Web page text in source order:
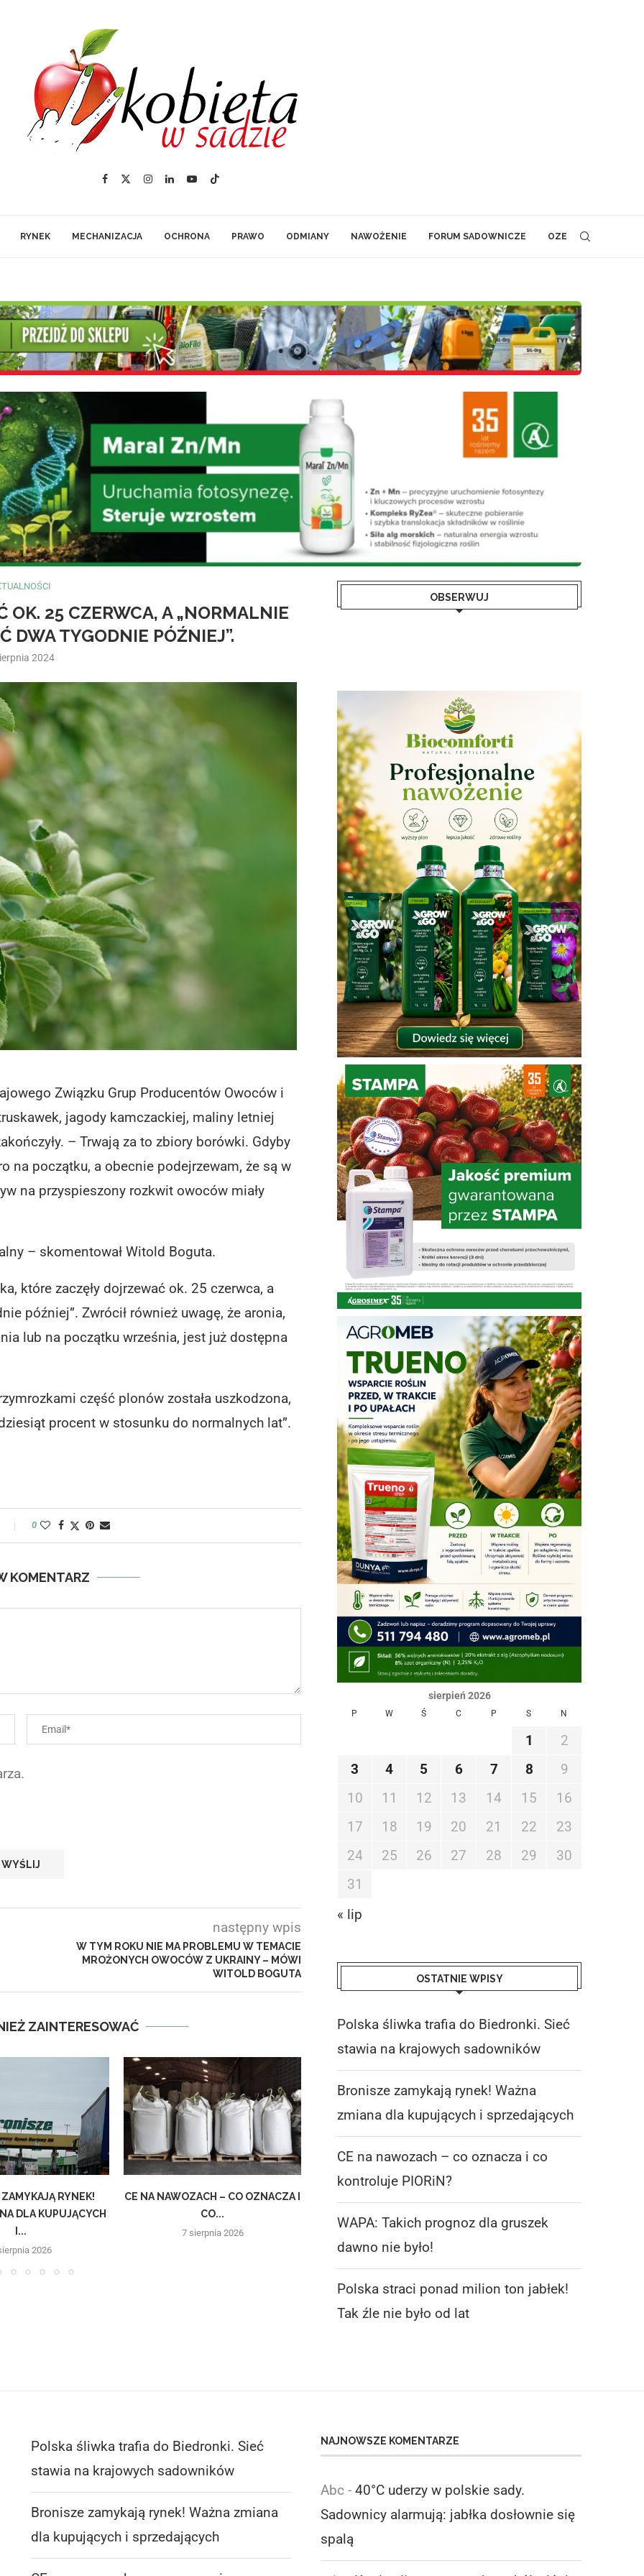
RYNEK MECHANIZACJA OCHRONA PRAWO ODMIANY NAWOŻENIE FORUM SADOWNICZE OZE
OK. 25 CZERWCA, A „NORMALNIE
DWA TYGODNIE PÓŹNIEJ”.
2024
Związku Grup Producentów Owoców i
jagody kamczackiej, maliny letniej
– Trwają za to zbiory borówki. Gdyby
na początku, a obecnie podejrzewam, że są w
na przyspieszony rozkwit owoców miały
– skomentował Witold Boguta.
które zaczęły dojrzewać ok. 25 czerwca, a
później”. Zwrócił również uwagę, że aronia,
lub na początku września, jest już dostępna
część plonów została uszkodzona,
procent w stosunku do normalnych lat”.
0
KOMENTARZ
następny wpis
W TYM ROKU NIE MA PROBLEMU W TEMACIE
MROŻONYCH OWOCÓW Z UKRAINY – MÓWI
WITOLD BOGUTA
ZAINTERESOWAĆ
RYNEK!
DLA KUPUJĄCYCH
I...
2026
CE NA NAWOZACH – CO OZNACZA I
CO...
7 sierpnia 2026 6 sierpnia 2026
OBSERWUJ
sierpień 2026
P W Ś C P S N
1
2
3
4 5 6 7 8
9
10
11 12 13 14 15
16
17
18 19 20 21 22
23
24
25 26 27 28 29
30
31
« lip
OSTATNIE WPISY
Polska śliwka trafia do Biedronki. Sieć
stawia na krajowych sadowników
Bronisze zamykają rynek! Ważna
zmiana dla kupujących i sprzedających
CE na nawozach – co oznacza i co
kontroluje PIORiN?
WAPA: Takich prognoz dla gruszek
dawno nie było!
Polska straci ponad milion ton jabłek!
Tak źle nie było od lat
Polska śliwka trafia do Biedronki. Sieć
stawia na krajowych sadowników
Bronisze zamykają rynek! Ważna zmiana
dla kupujących i sprzedających
NAJNOWSZE KOMENTARZE
Abc -40°C uderzy w polskie sady.
Sadownicy alarmują: jabłka dosłownie się
spalą